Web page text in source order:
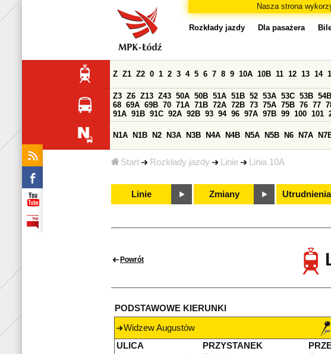
Nasza strona
Start Rozkłady jazdy Linie Linia 10A
Rozkłady jazdy Dla pasażera
Z Z1 Z2 0 1 2 3 4 5 6 7 8 9 10A 10B 11 12 13 14
Z3 Z6 Z13 Z43 50A 50B 51A 51B 52 53A 53C 53B 54B
68 69A 69B 70 71A 71B 72A 72B 73 75A 75B 76 77
91A 91B 91C 92A 92B 93 94 96 97A 97B 99 100 101
N1A N1B N2 N3A N3B N4A N4B N5A N5B N6 N7A
Linie Zmiany Utrudnienia
Powrót
PODSTAWOWE KIERUNKI
Widzew Augustów
ULICA
PRZYSTANEK